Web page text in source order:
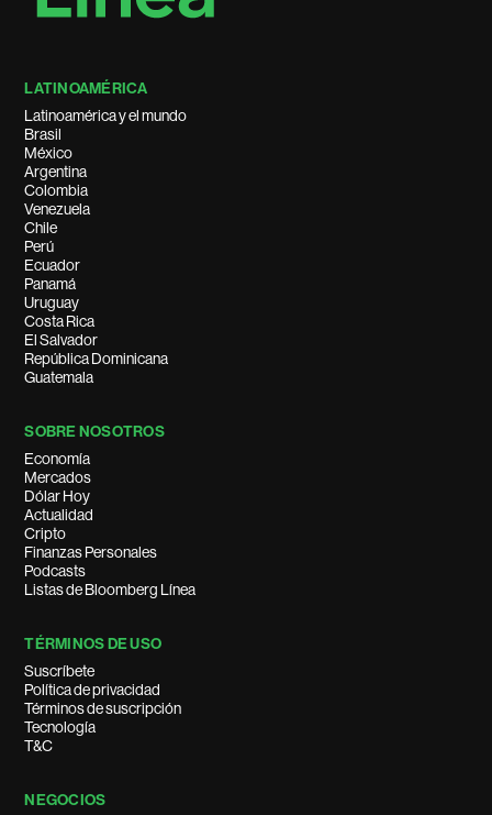
LATINOAMÉRICA
Latinoamérica y el mundo
Brasil
México
Argentina
Colombia
Venezuela
Chile
Perú
Ecuador
Panamá
Uruguay
Costa Rica
El Salvador
República Dominicana
Guatemala
SOBRE NOSOTROS
Economía
Mercados
Dólar Hoy
Actualidad
Cripto
Finanzas Personales
Podcasts
Listas de Bloomberg Línea
TÉRMINOS DE USO
Suscríbete
Política de privacidad
Términos de suscripción
Tecnología
T&C
NEGOCIOS